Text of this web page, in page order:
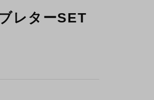
レターSET